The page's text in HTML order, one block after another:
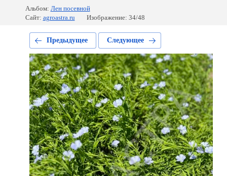
Альбом: Лен посевной
Сайт: agroastra.ru Изображение: 34/48
Предыдущее Следующее